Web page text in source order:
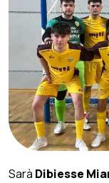
Sarà Dibiesse